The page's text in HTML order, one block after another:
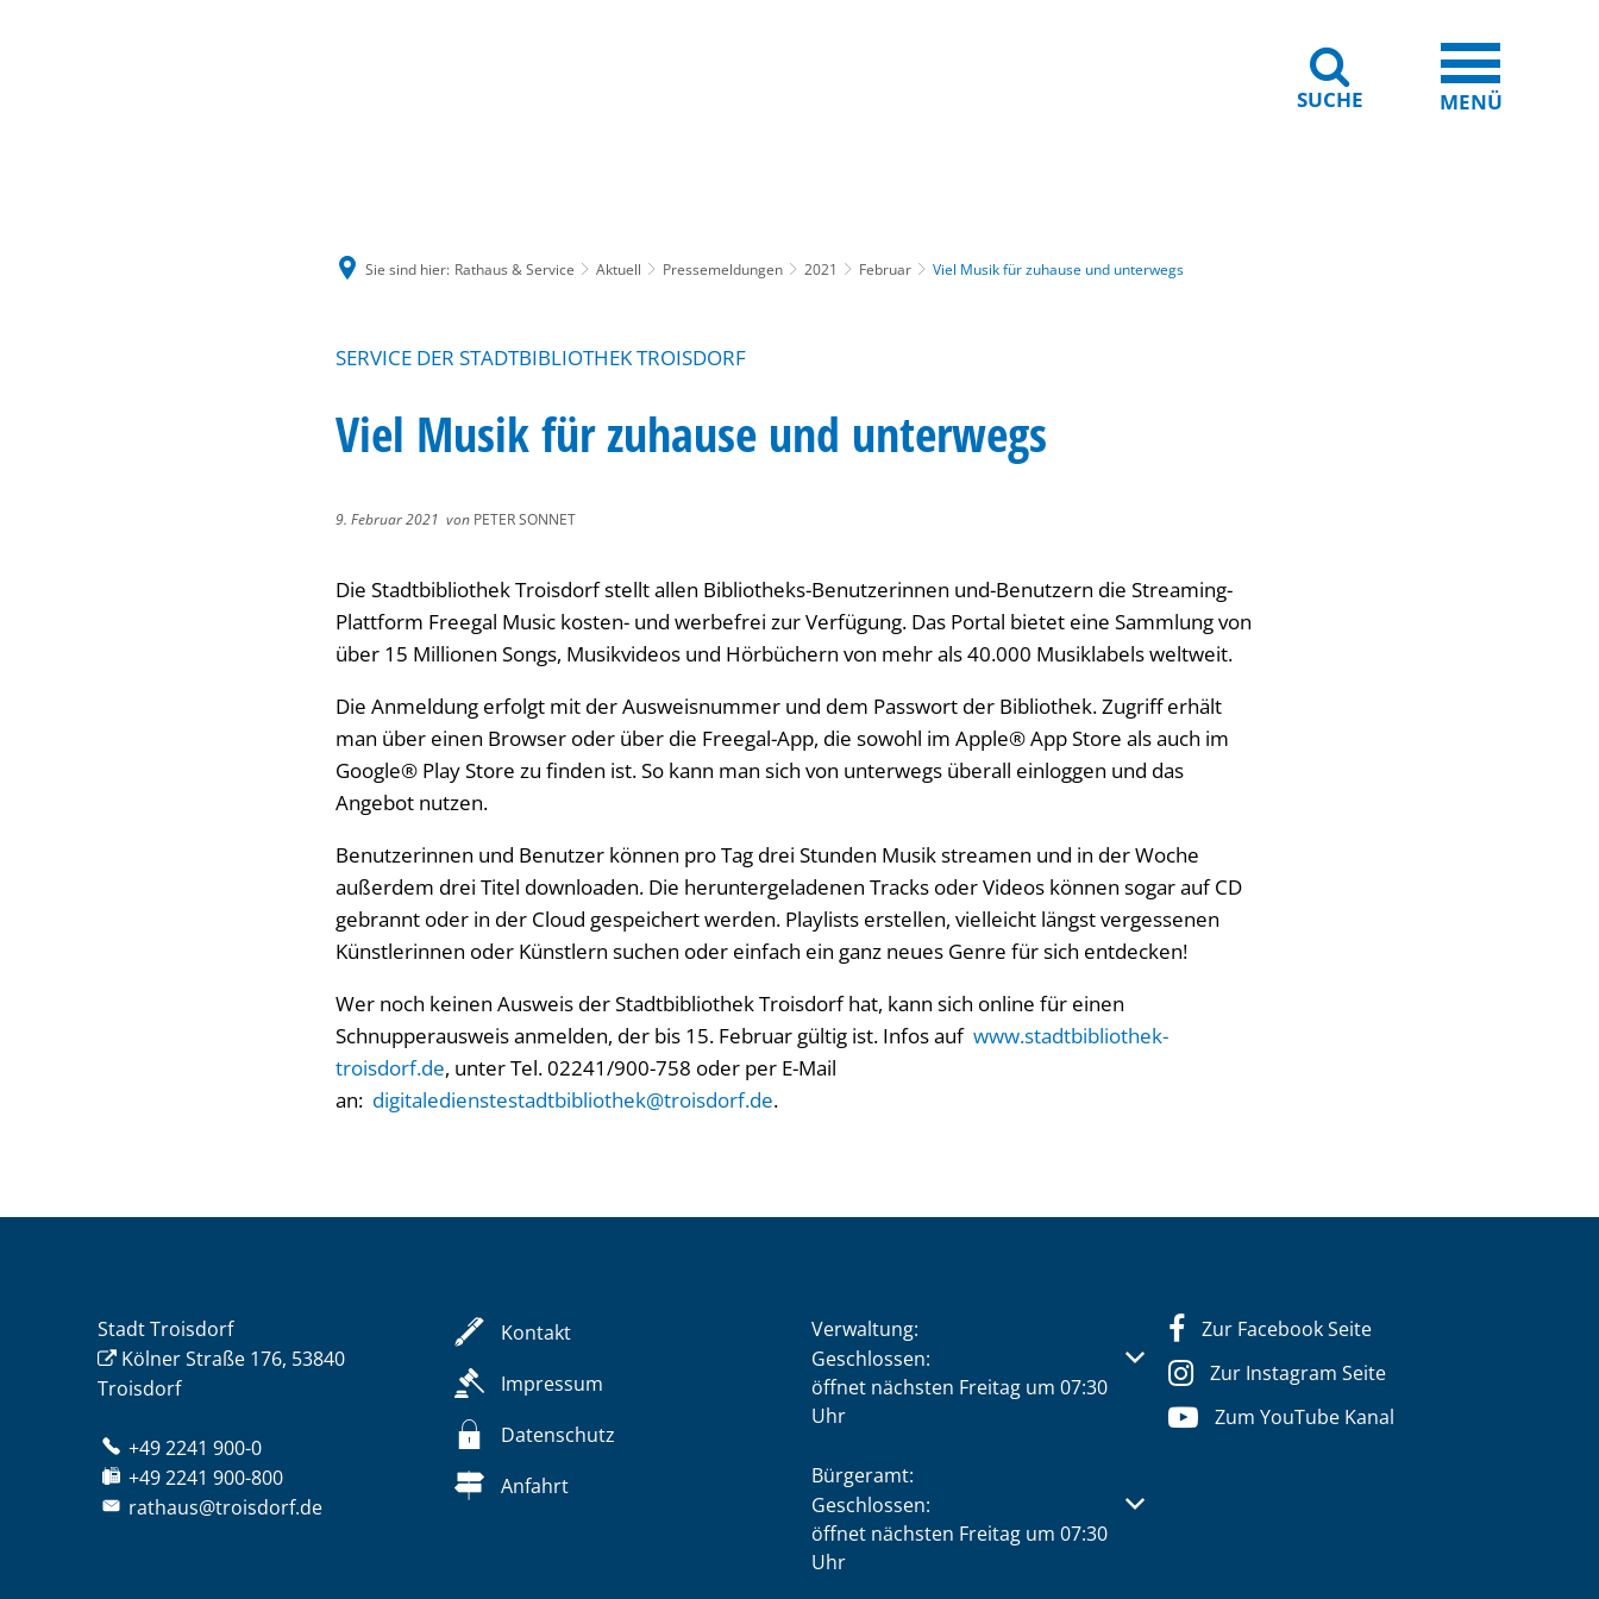
SUCHE MENÜ
Sie sind hier: Rathaus & Service Aktuell Pressemeldungen 2021 Februar Viel Musik für zuhause und unterwegs
SERVICE DER STADTBIBLIOTHEK TROISDORF
Viel Musik für zuhause und unterwegs
9. Februar 2021 von PETER SONNET
Die Stadtbibliothek Troisdorf stellt allen Bibliotheks-Benutzerinnen und-Benutzern die Streaming-
Plattform Freegal Music kosten- und werbefrei zur Verfügung. Das Portal bietet eine Sammlung von
über 15 Millionen Songs, Musikvideos und Hörbüchern von mehr als 40.000 Musiklabels weltweit.
Die Anmeldung erfolgt mit der Ausweisnummer und dem Passwort der Bibliothek. Zugriff erhält
man über einen Browser oder über die Freegal-App, die sowohl im Apple® App Store als auch im
Google® Play Store zu finden ist. So kann man sich von unterwegs überall einloggen und das
Angebot nutzen.
Benutzerinnen und Benutzer können pro Tag drei Stunden Musik streamen und in der Woche
außerdem drei Titel downloaden. Die heruntergeladenen Tracks oder Videos können sogar auf CD
gebrannt oder in der Cloud gespeichert werden. Playlists erstellen, vielleicht längst vergessenen
Künstlerinnen oder Künstlern suchen oder einfach ein ganz neues Genre für sich entdecken!
Wer noch keinen Ausweis der Stadtbibliothek Troisdorf hat, kann sich online für einen
Schnupperausweis anmelden, der bis 15. Februar gültig ist. Infos auf www.stadtbibliothek-
troisdorf.de, unter Tel. 02241/900-758 oder per E-Mail
an: digitaledienstestadtbibliothek@troisdorf.de.
Stadt Troisdorf
Kölner Straße 176, 53840
Troisdorf
+49 2241 900-0
+49 2241 900-800
rathaus@troisdorf.de
Kontakt
Impressum
Datenschutz
Anfahrt
Verwaltung:
Klicken, um weitere Öffnungs- oder Schließzeiten auszublenden
Geschlossen:
öffnet nächsten Freitag um 07:30
Uhr
Bürgeramt:
Klicken, um weitere Öffnungs- oder Schließzeiten auszublenden
Geschlossen:
öffnet nächsten Freitag um 07:30
Uhr
Zur Facebook Seite
Zur Instagram Seite
Zum YouTube Kanal